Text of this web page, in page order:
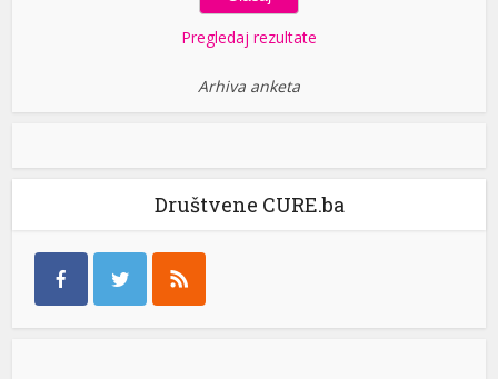
Pregledaj rezultate
Arhiva anketa
Društvene CURE.ba